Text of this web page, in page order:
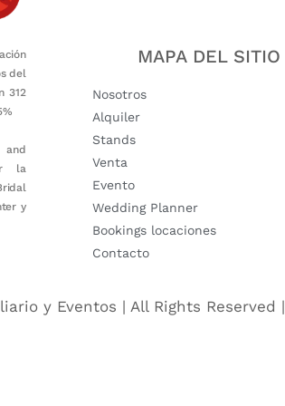
del
312
and
la
y
MAPA DEL SITIO
Nosotros
Alquiler
Stands
Venta
Evento
Wedding Planner
Bookings locaciones
Contacto
y Eventos | All Rights Reserved |